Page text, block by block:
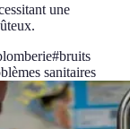
une
#bruits
sanitaires